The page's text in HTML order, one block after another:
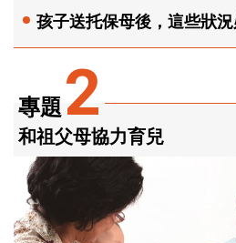
專題2
和祖父母協力育兒
孩子送托保母後，這些狀